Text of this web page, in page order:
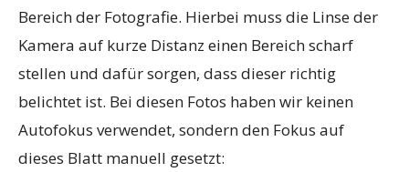
Bereich der Fotografie. Hierbei muss die Linse der
Kamera auf kurze Distanz einen Bereich scharf
stellen und dafür sorgen, dass dieser richtig
belichtet ist. Bei diesen Fotos haben wir keinen
Autofokus verwendet, sondern den Fokus auf
dieses Blatt manuell gesetzt: